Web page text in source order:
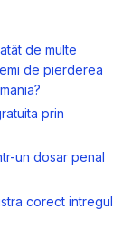
de multe
de pierderea
prin
un dosar penal
corect intregul